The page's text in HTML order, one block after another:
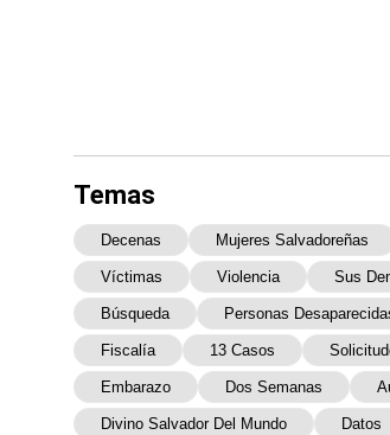
Temas
Decenas Mujeres Salvadoreñas
Víctimas Violencia Sus
Búsqueda Personas
Fiscalía 13 Casos
Embarazo Dos Semanas
Divino Salvador Del Mundo Datos